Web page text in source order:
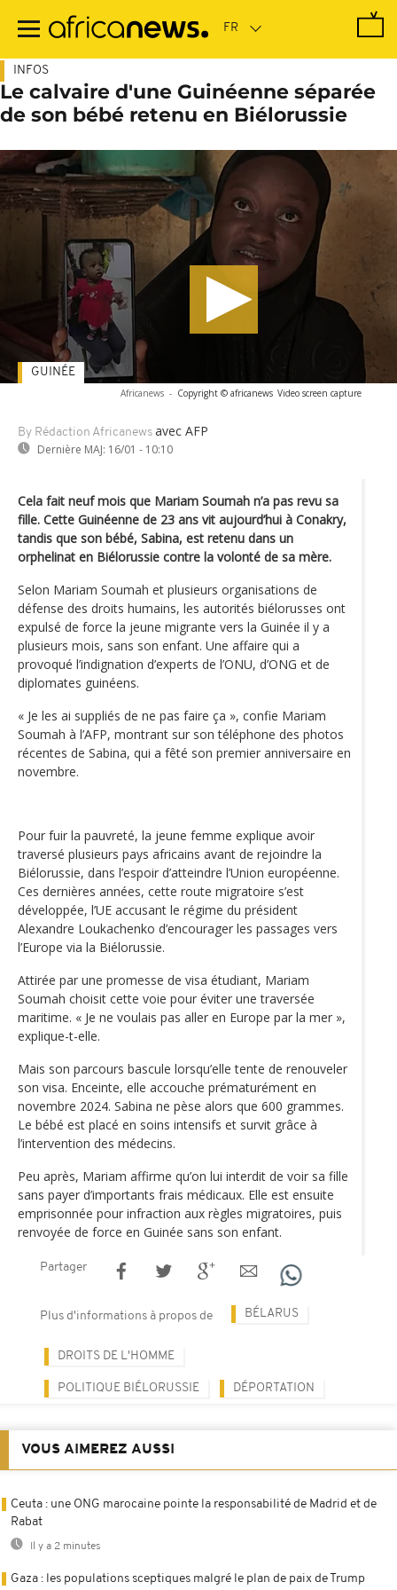
contenu
INFOS
Le calvaire d'une Guinéenne séparée
de son bébé retenu en Biélorussie
Africanews - Copyright © africanews Video screen capture
By Rédaction Africanews avec AFP
Dernière MAJ: 16/01 - 10:10
GUINÉE
Cela fait neuf mois que Mariam Soumah n’a pas revu sa
fille. Cette Guinéenne de 23 ans vit aujourd’hui à Conakry,
tandis que son bébé, Sabina, est retenu dans un
orphelinat en Biélorussie contre la volonté de sa mère.
Selon Mariam Soumah et plusieurs organisations de
défense des droits humains, les autorités biélorusses ont
expulsé de force la jeune migrante vers la Guinée il y a
plusieurs mois, sans son enfant. Une affaire qui a
provoqué l’indignation d’experts de l’ONU, d’ONG et de
diplomates guinéens.
« Je les ai suppliés de ne pas faire ça », confie Mariam
Soumah à l’AFP, montrant sur son téléphone des photos
récentes de Sabina, qui a fêté son premier anniversaire en
novembre.
Pour fuir la pauvreté, la jeune femme explique avoir
traversé plusieurs pays africains avant de rejoindre la
Biélorussie, dans l’espoir d’atteindre l’Union européenne.
Ces dernières années, cette route migratoire s’est
développée, l’UE accusant le régime du président
Alexandre Loukachenko d’encourager les passages vers
l’Europe via la Biélorussie.
Attirée par une promesse de visa étudiant, Mariam
Soumah choisit cette voie pour éviter une traversée
maritime. « Je ne voulais pas aller en Europe par la mer »,
explique-t-elle.
Mais son parcours bascule lorsqu’elle tente de renouveler
son visa. Enceinte, elle accouche prématurément en
novembre 2024. Sabina ne pèse alors que 600 grammes.
Le bébé est placé en soins intensifs et survit grâce à
l’intervention des médecins.
Peu après, Mariam affirme qu’on lui interdit de voir sa fille
sans payer d’importants frais médicaux. Elle est ensuite
emprisonnée pour infraction aux règles migratoires, puis
renvoyée de force en Guinée sans son enfant.
Partager
Plus d'informations à propos de BÉLARUS
DROITS DE L'HOMME
POLITIQUE BIÉLORUSSIE DÉPORTATION
VOUS AIMEREZ AUSSI
Ceuta : une ONG marocaine pointe la responsabilité de Madrid et de
Rabat
Il y a 2 minutes
Gaza : les populations sceptiques malgré le plan de paix de Trump